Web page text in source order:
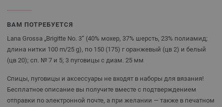
ВАМ ПОТРЕБУЕТСЯ
Lana Grossa „Brigitte No. 3“ (40% мохер, 37% шерсть, 23% полиамид;
длина нитки 100 m/25 g), по 150 (175) г оранжевый (цв 2) и белый
(цв 20); сп. № 7 и 5; 3 пуговицы с диам. 25 мм
Спицы, пуговицы и аксессуары не входят в наборы для вязания!
Бесплатное описание вы получите вместе с подтверждением
отправки по электронной почте, а при желании — также в печатном